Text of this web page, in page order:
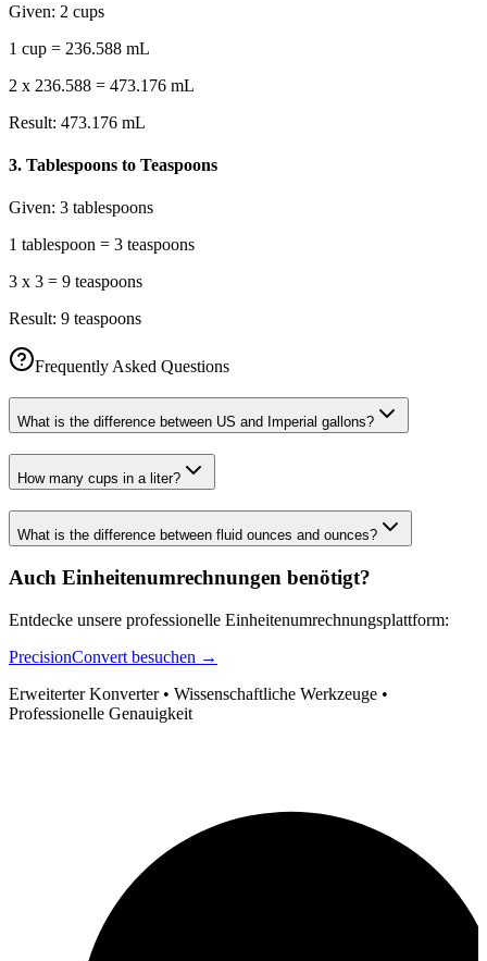
Given: 2 cups
1 cup = 236.588 mL
2 x 236.588 = 473.176 mL
Result: 473.176 mL
3. Tablespoons to Teaspoons
Given: 3 tablespoons
1 tablespoon = 3 teaspoons
3 x 3 = 9 teaspoons
Result: 9 teaspoons
Frequently Asked Questions
What is the difference between US and Imperial gallons?
How many cups in a liter?
What is the difference between fluid ounces and ounces?
Auch Einheitenumrechnungen benötigt?
Entdecke unsere professionelle Einheitenumrechnungsplattform:
PrecisionConvert besuchen →
Erweiterter Konverter • Wissenschaftliche Werkzeuge •
Professionelle Genauigkeit